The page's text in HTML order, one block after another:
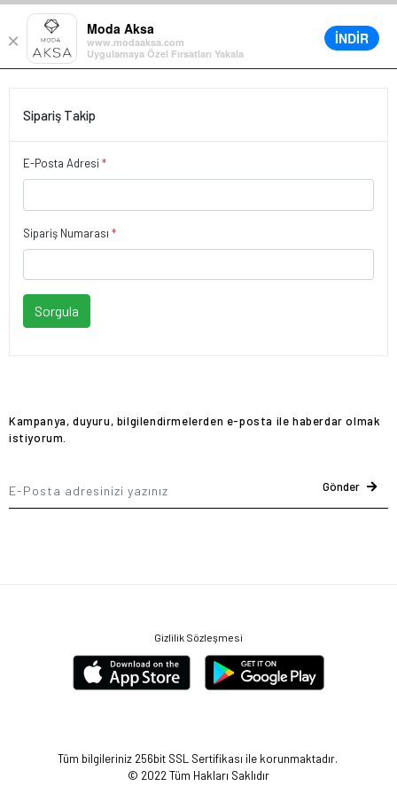
×
Moda Aksa
www.modaaksa.com
Uygulamaya Özel Fırsatları Yakala
İNDİR
0
Sipariş Takip
E-Posta Adresi *
Sipariş Numarası *
Sorgula
Kampanya, duyuru, bilgilendirmelerden e-posta ile haberdar olmak
istiyorum.
Gönder
Gizlilik Sözleşmesi
Tüm bilgileriniz 256bit SSL Sertifikası ile korunmaktadır.
© 2022 Tüm Hakları Saklıdır